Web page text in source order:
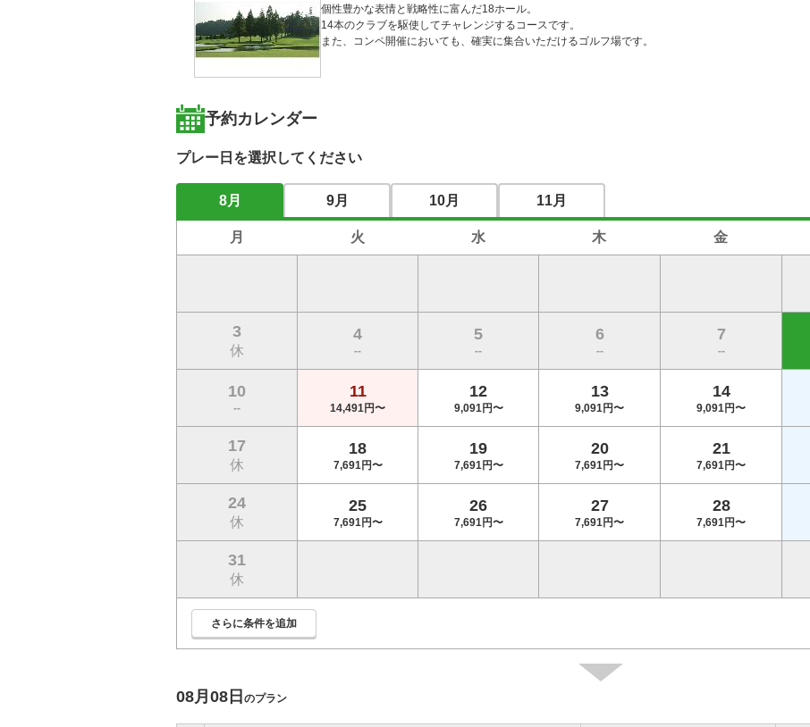
個性豊かな表情と戦略性に富んだ18ホール。
14本のクラブを駆使してチャレンジするコースです。
また、コンペ開催においても、確実に集合いただけるゴルフ場です。
予約カレンダー
プレー日を選択してください
8月 9月 10月 11月
月 火 水 木 金
3
休
4
--
5
--
6
--
7
--
10
--
11
14,491円〜
12
9,091円〜
13
9,091円〜
14
9,091円〜
17
休
18
7,691円〜
19
7,691円〜
20
7,691円〜
21
7,691円〜
24
休
25
7,691円〜
26
7,691円〜
27
7,691円〜
28
7,691円〜
31
休
さらに条件を追加
08月08日 のプラン